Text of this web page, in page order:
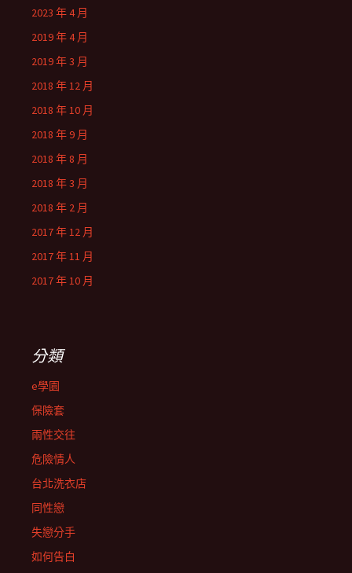
2023 年 4 月
2019 年 4 月
2019 年 3 月
2018 年 12 月
2018 年 10 月
2018 年 9 月
2018 年 8 月
2018 年 3 月
2018 年 2 月
2017 年 12 月
2017 年 11 月
2017 年 10 月
分類
e學園
保險套
兩性交往
危險情人
台北洗衣店
同性戀
失戀分手
如何告白